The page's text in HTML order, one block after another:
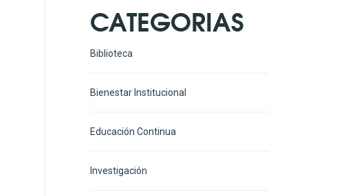
CATEGORIAS
Biblioteca
Bienestar Institucional
Educación Continua
Investigación